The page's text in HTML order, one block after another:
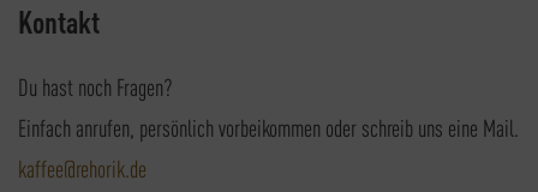
Kontakt
Du hast noch Fragen?
Einfach anrufen, persönlich vorbeikommen oder schreib uns eine Mail.
kaffee@rehorik.de